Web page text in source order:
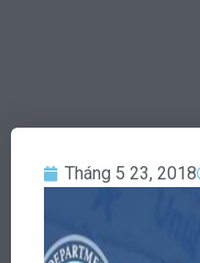
Tháng 5 23, 2018